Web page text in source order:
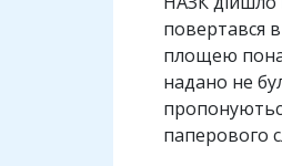
повертався
площею
надано не
паперового